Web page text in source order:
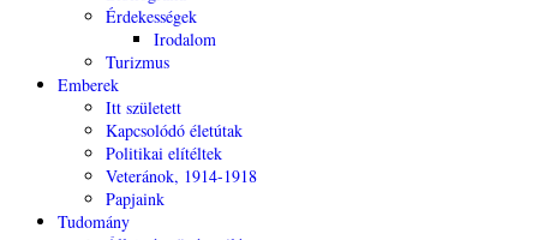
Érdekességek
Irodalom
Turizmus
Emberek
Itt született
Kapcsolódó életútak
Politikai elítéltek
Veteránok, 1914-1918
Papjaink
Tudomány